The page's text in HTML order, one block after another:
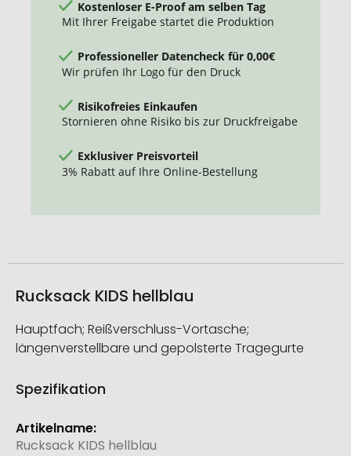
Kostenloser E-Proof am selben Tag
Mit Ihrer Freigabe startet die Produktion
Professioneller Datencheck für 0,00€
Wir prüfen Ihr Logo für den Druck
Risikofreies Einkaufen
Stornieren ohne Risiko bis zur Druckfreigabe
Exklusiver Preisvorteil
3% Rabatt auf Ihre Online-Bestellung
Rucksack KIDS hellblau
Hauptfach; Reißverschluss-Vortasche;
längenverstellbare und gepolsterte Tragegurte
Spezifikation
Weitere
Informationen
Rucksack KIDS hellblau